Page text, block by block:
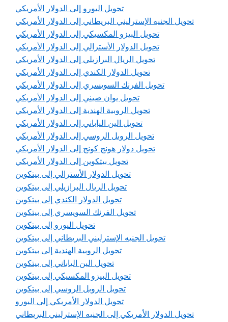
تحويل اليورو إلى الدولار الأمريكي
تحويل الجنيه الإسترليني البريطاني إلى الدولار الأمريكي
تحويل البيزو المكسيكي إلى الدولار الأمريكي
تحويل الدولار الأسترالي إلى الدولار الأمريكي
تحويل الريال البرازيلي إلى الدولار الأمريكي
تحويل الدولار الكندي إلى الدولار الأمريكي
تحويل الفرنك السويسري إلى الدولار الأمريكي
تحويل يوان صيني إلى الدولار الأمريكي
تحويل الروبية الهندية إلى الدولار الأمريكي
تحويل الين الياباني إلى الدولار الأمريكي
تحويل الروبل الروسي إلى الدولار الأمريكي
تحويل دولار هونج كونج إلى الدولار الأمريكي
تحويل بيتكوين إلى الدولار الأمريكي
تحويل الدولار الأسترالي إلى بيتكوين
تحويل الريال البرازيلي إلى بيتكوين
تحويل الدولار الكندي إلى بيتكوين
تحويل الفرنك السويسري إلى بيتكوين
تحويل اليورو إلى بيتكوين
تحويل الجنيه الإسترليني البريطاني إلى بيتكوين
تحويل الروبية الهندية إلى بيتكوين
تحويل الين الياباني إلى بيتكوين
تحويل البيزو المكسيكي إلى بيتكوين
تحويل الروبل الروسي إلى بيتكوين
تحويل الدولار الأمريكي إلى اليورو
تحويل الدولار الأمريكي إلى الجنيه الإسترليني البريطاني